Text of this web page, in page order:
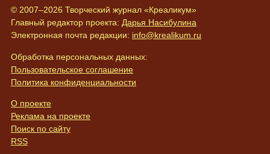
© 2007–2026 Творческий журнал «Креаликум»
Главный редактор проекта: Дарья Насибулина
Электронная почта редакции: info@krealikum.ru
Обработка персональных данных:
Пользовательское соглашение
Политика конфиденциальности
О проекте
Реклама на проекте
Поиск по сайту
RSS